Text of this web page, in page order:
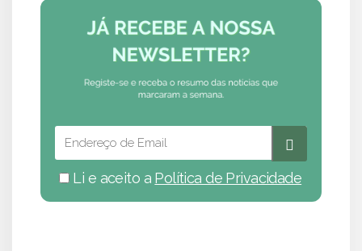
Li e aceito a Política de Privacidade